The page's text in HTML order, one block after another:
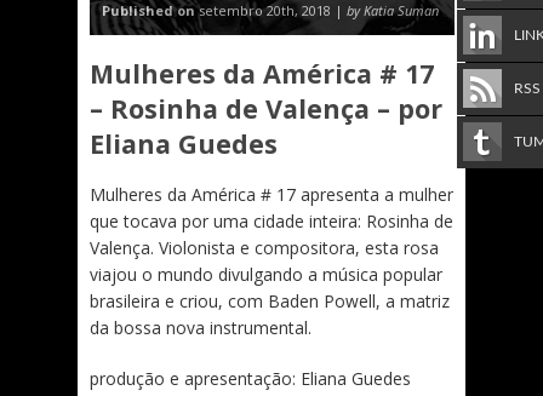
Published onsetembro 20th, 2018 | by Katia Suman
Mulheres da América # 17
– Rosinha de Valença – por
Eliana Guedes
Mulheres da América # 17 apresenta a mulher
que tocava por uma cidade inteira: Rosinha de
Valença. Violonista e compositora, esta rosa
viajou o mundo divulgando a música popular
brasileira e criou, com Baden Powell, a matriz
da bossa nova instrumental.
produção e apresentação: Eliana Guedes
RSS